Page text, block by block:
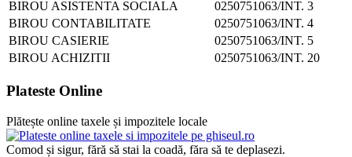
BIROU ASISTENTA SOCIALA
0250751063/INT. 3
BIROU CONTABILITATE
0250751063/INT. 4
BIROU CASIERIE
0250751063/INT. 5
BIROU ACHIZITII
0250751063/INT. 20
Plateste Online
Plătește online taxele și impozitele locale
Comod și sigur, fără să stai la coadă, făra să te deplasezi.